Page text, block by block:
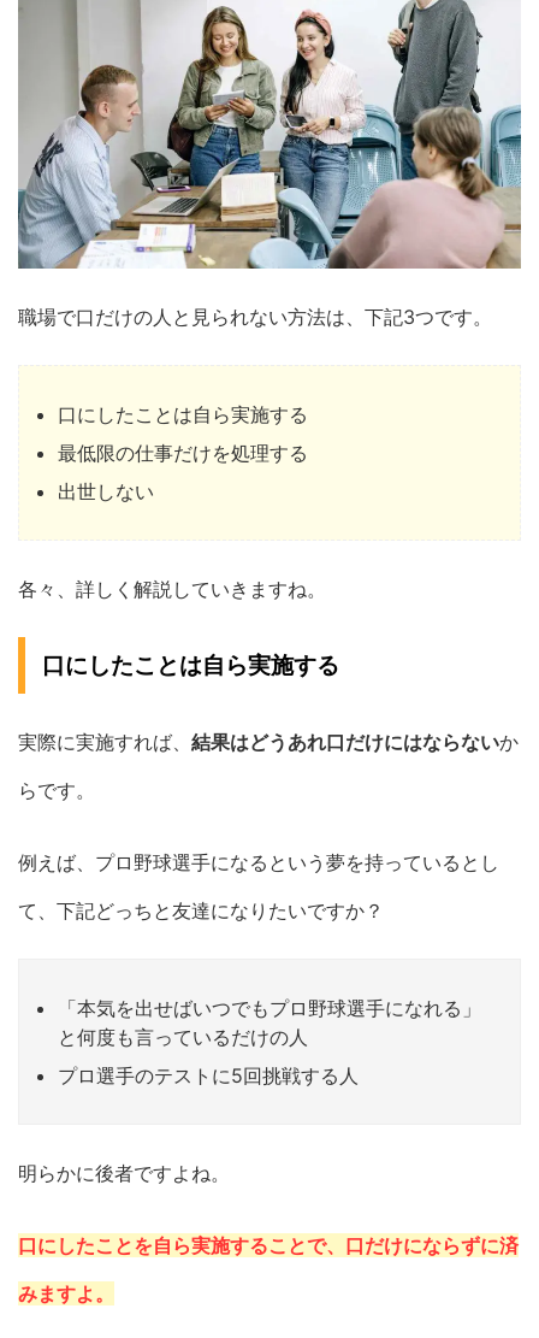
職場で口だけの人と見られない方法は、下記3つです。
口にしたことは自ら実施する
最低限の仕事だけを処理する
出世しない
各々、詳しく解説していきますね。
口にしたことは自ら実施する
実際に実施すれば、 結果はどうあれ口だけにはならないか
らです。
例えば、プロ野球選手になるという夢を持っているとし
て、下記どっちと友達になりたいですか？
「本気を出せばいつでもプロ野球選手になれる」
と何度も言っているだけの人
プロ選手のテストに5回挑戦する人
明らかに後者ですよね。
口にしたことを自ら実施することで、口だけにならずに済
みますよ。